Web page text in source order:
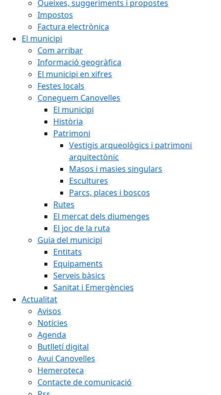
Queixes, suggeriments i propostes
Impostos
Factura electrònica
El municipi
Com arribar
Informació geogràfica
El municipi en xifres
Festes locals
Coneguem Canovelles
El municipi
Història
Patrimoni
Vestigis arqueològics i patrimoni
arquitectònic
Masos i masies singulars
Escultures
Parcs, places i boscos
Rutes
El mercat dels diumenges
El joc de la ruta
Guia del municipi
Entitats
Equipaments
Serveis bàsics
Sanitat i Emergències
Actualitat
Avisos
Notícies
Agenda
Butlletí digital
Avui Canovelles
Hemeroteca
Contacte de comunicació